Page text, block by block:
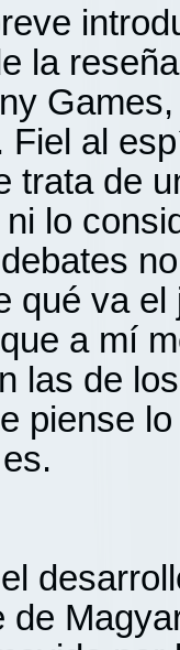
la
Fiel al
trata de
lo
qué va
a mí
las de
piense
de